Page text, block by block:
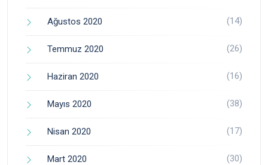
Ağustos 2020 (14)
Temmuz 2020 (26)
Haziran 2020 (16)
Mayıs 2020 (38)
Nisan 2020 (17)
Mart 2020 (30)